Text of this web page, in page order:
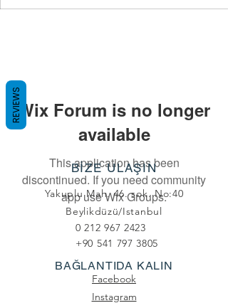
Wix Forum is no longer
available
This application has been
discontinued. If you need community
app use Wix Groups.
BİZE ULAŞIN
Yakuplu Mah. 46. sok. No:40
Beylikdüzü/Istanbul
0 212 967 2423
+90 541 797 3805
BAĞLANTIDA KALIN
Facebook
Instagram
REVIEWS